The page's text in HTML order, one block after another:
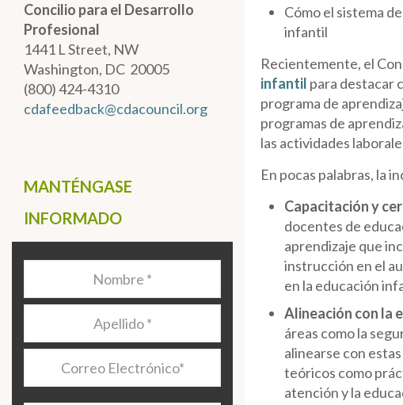
Cómo el sistema
infantil
Recientemente, el
infantil para destacar
programa de
programas de
las actividades
En pocas palabras, la
Capacitación y
docentes de
aprendizaje que
instrucción en el
en la educación
Alineación con la
áreas como la
alinearse con
teóricos como
atención y la
Concilio para el Desarrollo
Profesional
1441 L Street, NW
Washington, DC 20005
(800) 424-4310
cdafeedback@cdacouncil.org
MANTÉNGASE
INFORMADO
Correo
Electrónico
*